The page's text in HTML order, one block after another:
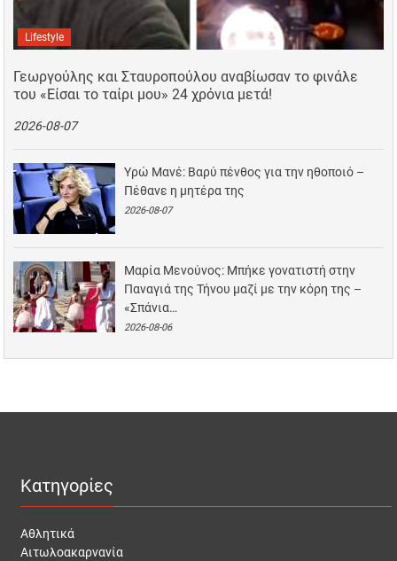
Lifestyle
Γεωργούλης και Σταυροπούλου αναβίωσαν το φινάλε
του «Είσαι το ταίρι μου» 24 χρόνια μετά!
2026-08-07
Υρώ Μανέ: Βαρύ πένθος για την ηθοποιό –
Πέθανε η μητέρα της
2026-08-07
Μαρία Μενούνος: Μπήκε γονατιστή στην
Παναγιά της Τήνου μαζί με την κόρη της –
«Σπάνια…
2026-08-06
Κατηγορίες
Αθλητικά
Αιτωλοακαρνανία